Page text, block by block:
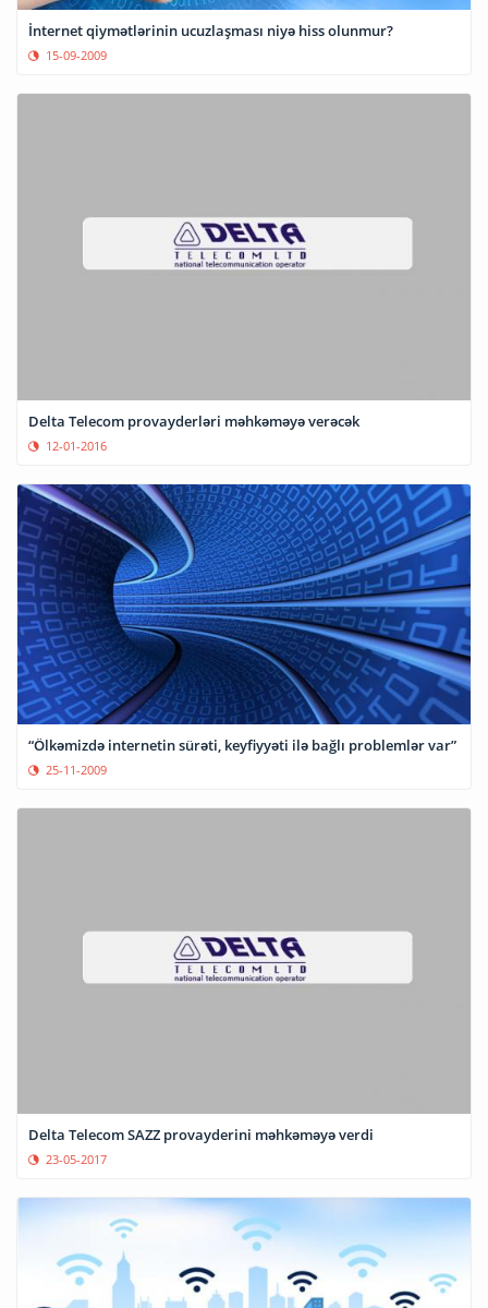
İnternet qiymətlərinin ucuzlaşması niyə hiss olunmur?
15-09-2009
Delta Telecom provayderləri məhkəməyə verəcək
12-01-2016
“Ölkəmizdə internetin sürəti, keyfiyyəti ilə bağlı problemlər var”
25-11-2009
Delta Telecom SAZZ provayderini məhkəməyə verdi
23-05-2017